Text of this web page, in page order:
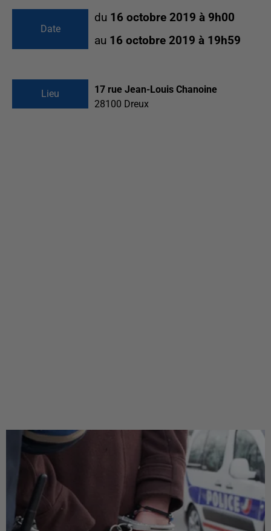
Date
du 16 octobre 2019 à 9h00
au 16 octobre 2019 à 19h59
Lieu
17 rue Jean-Louis Chanoine
28100 Dreux